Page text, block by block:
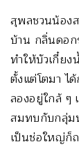
สุพลชวนน้องส
บ้าน กลิ่นดอก
ทำให้บัวเกี๋ย
ตั้งแต่โตมา ไ
ลองอยู่ใกล้ ๆ
สมทบกับกลุ่ม
เป็นช่อใหญ่ก็ถ